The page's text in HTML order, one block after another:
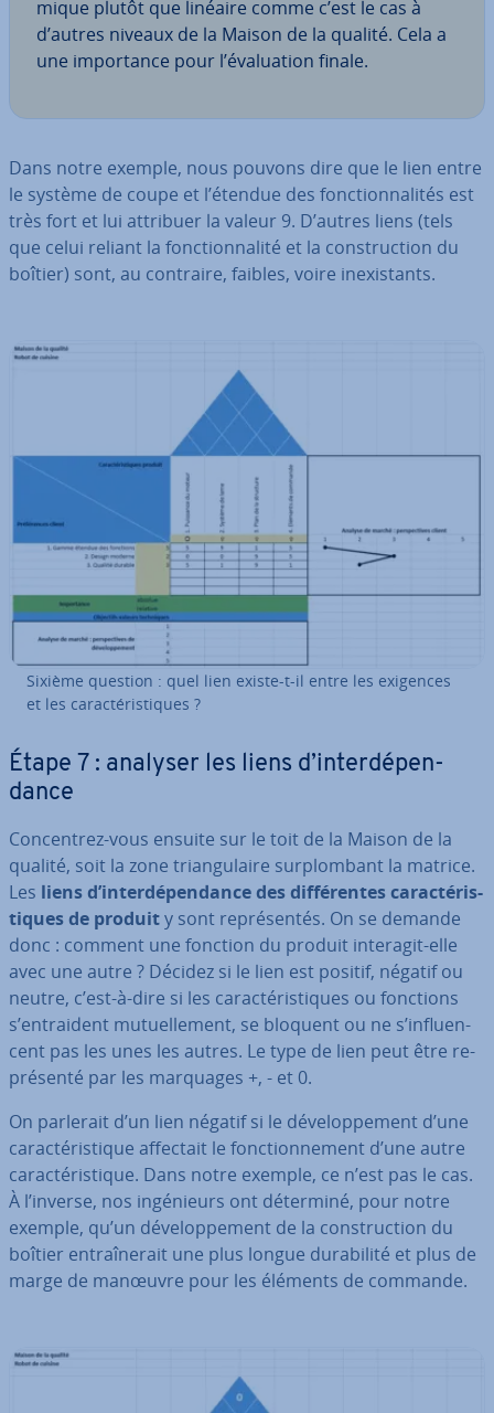
mique plutôt que linéaire comme c’est le cas à
d’autres niveaux de la Maison de la qualité. Cela a
une im­por­tance pour l’éva­lua­tion finale.
Dans notre exemple, nous pouvons dire que le lien entre
le système de coupe et l’étendue des fonc­tion­na­li­tés est
très fort et lui attribuer la valeur 9. D’autres liens (tels
que celui reliant la fonc­tion­na­lité et la cons­truc­tion du
boîtier) sont, au contraire, faibles, voire inexis­tants.
Sixième question : quel lien existe-t-il entre les exigences
et les ca­rac­té­ris­tiques ?
Étape 7 : analyser les liens d’in­ter­dé­pen­
dance
Con­cen­trez-vous ensuite sur le toit de la Maison de la
qualité, soit la zone trian­gu­laire sur­plom­bant la matrice.
Les liens d’in­ter­dé­pen­dance des dif­fé­rentes ca­rac­té­ris­
tiques de produity sont re­pré­sen­tés. On se demande
donc : comment une fonction du produit interagit-elle
avec une autre ? Décidez si le lien est positif, négatif ou
neutre, c’est-à-dire si les ca­rac­té­ris­tiques ou fonctions
s’en­trai­dent mu­tuel­le­ment, se bloquent ou ne s’in­fluen­
cent pas les unes les autres. Le type de lien peut être re­
pré­senté par les marquages +, - et 0.
On parlerait d’un lien négatif si le dé­ve­lop­pe­ment d’une
ca­rac­té­ris­tique affectait le fonc­tion­ne­ment d’une autre
ca­rac­té­ris­tique. Dans notre exemple, ce n’est pas le cas.
À l’inverse, nos in­gé­nieurs ont déterminé, pour notre
exemple, qu’un dé­ve­lop­pe­ment de la cons­truc­tion du
boîtier en­traî­ne­rait une plus longue du­ra­bi­lité et plus de
marge de manœuvre pour les éléments de commande.